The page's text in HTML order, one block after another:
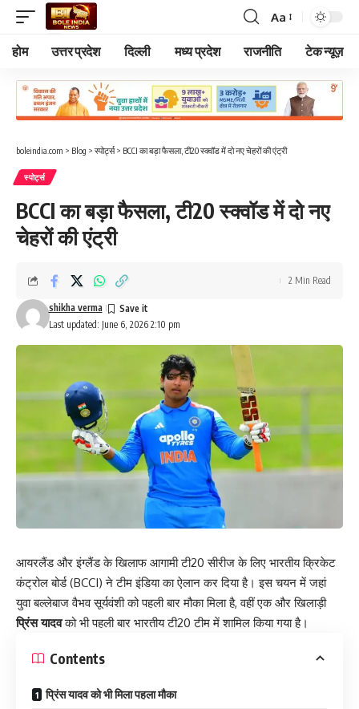
Font
Resizer
Aa
होम उत्तर प्रदेश दिल्ली मध्य प्रदेश राजनीति टेक न्यूज़
boleindia.com > Blog > स्पोर्ट्स> BCCI का बड़ा फैसला, टी20 स्क्वॉड में दो नए चेहरों की एंट्री
स्पोर्ट्स
BCCI का बड़ा फैसला, टी20 स्क्वॉड में दो नए
चेहरों की एंट्री
Last updated: June 6, 2026 2:10 pm
shikha verma
2 Min Read
आयरलैंड और इंग्लैंड के खिलाफ आगामी टी20 सीरीज के लिए भारतीय क्रिकेट
कंट्रोल बोर्ड (BCCI) ने टीम इंडिया का ऐलान कर दिया है। इस चयन में जहां
युवा बल्लेबाज वैभव सूर्यवंशी को पहली बार मौका मिला है, वहीं एक और खिलाड़ी
प्रिंस यादवको भी पहली बार भारतीय टी20 टीम में शामिल किया गया है।
Contents
प्रिंस यादव को भी मिला पहला मौका